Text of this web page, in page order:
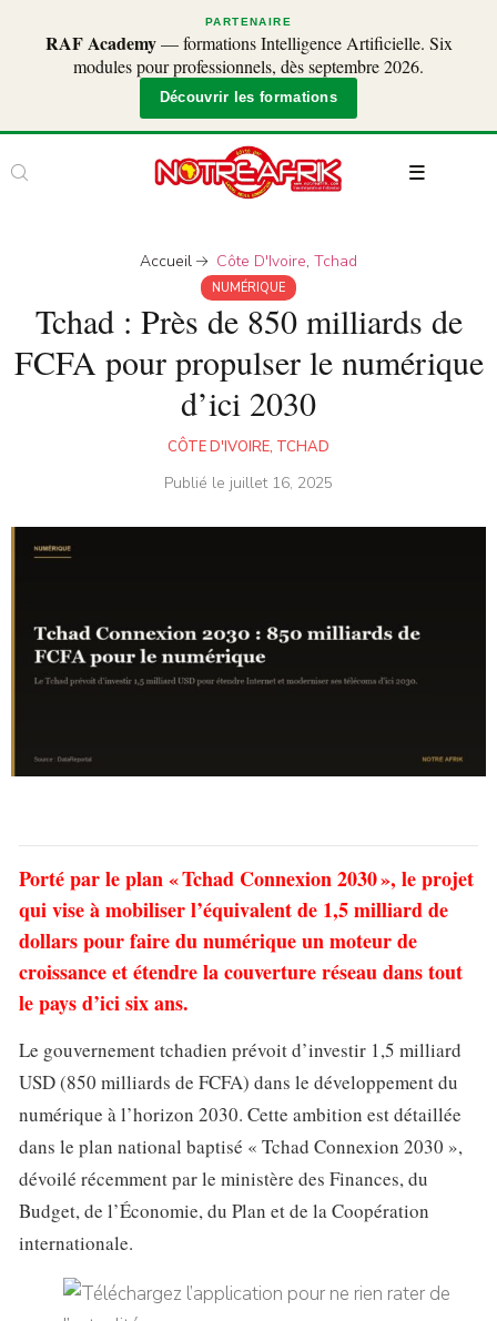
PARTENAIRE
RAF Academy— formations Intelligence Artificielle. Six
modules pour professionnels, dès septembre 2026.
Découvrir les formations
Accueil Côte D'Ivoire,Tchad
NUMÉRIQUE
Tchad : Près de 850 milliards de
FCFA pour propulser le numérique
d’ici 2030
CÔTE D'IVOIRE, TCHAD
Publié le juillet 16, 2025
Porté par le plan « Tchad Connexion 2030 », le projet
qui vise à mobiliser l’équivalent de 1,5 milliard de
dollars pour faire du numérique un moteur de
croissance et étendre la couverture réseau dans tout
le pays d’ici six ans.
Le gouvernement tchadien prévoit d’investir 1,5 milliard
USD (850 milliards de FCFA) dans le développement du
numérique à l’horizon 2030. Cette ambition est détaillée
dans le plan national baptisé « Tchad Connexion 2030 »,
dévoilé récemment par le ministère des Finances, du
Budget, de l’Économie, du Plan et de la Coopération
internationale.